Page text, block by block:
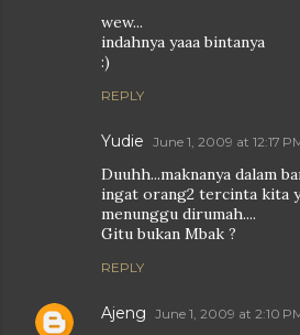
wew...
indahnya yaaa bintanya
:)
REPLY
Yudie June 1, 2009 at 12:17
Duuhh...maknanya dalam
ingat orang2 tercinta kita
menunggu dirumah....
Gitu bukan Mbak ?
REPLY
Ajeng June 1, 2009 at 2:10